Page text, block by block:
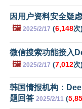
因用户资料安全疑
🖼️ 2025/2/17 (6,148次)
微信搜索功能接入
🖼️ 2025/2/17 (7,012次)
韩国情报机构：
题回答 2025/2/11 (